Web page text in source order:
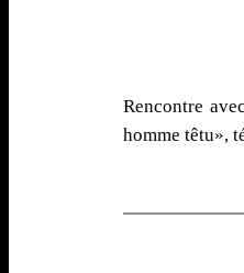
Rencontre
homme têtu»,